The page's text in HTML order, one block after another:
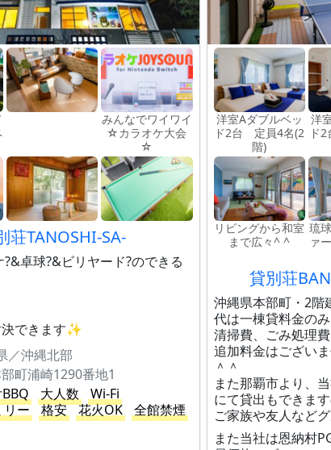
みんなでワイワイ
☆カラオケ大会
☆
荘TANOSHI-SA-
卓球?&ビリヤード?のできる
できます✨
／沖縄北部
町浦崎1290番地1
大人数
Wi-Fi
リー
格安 花火OK 全館禁煙
洋室Aダブルベッ
ド2台 定員4名(2
階)
洋
ド
リビングから和室
まで広々^ ^
琉
ァ
貸別荘
沖縄県本部町・2階
代は一棟貸料金のみ
清掃費、ごみ処理
追加料金はござい
＾＾
また那覇市より、
にて貸出もできま
ご家族や友人など
また当社は恩納村